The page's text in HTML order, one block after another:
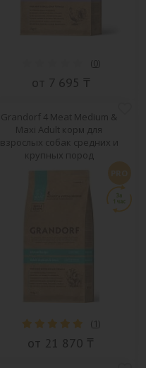
(0)
от 7 695 ₸
Grandorf 4 Meat Medium &
Maxi Adult корм для
взрослых собак средних и
крупных пород
( 1)
от 21 870 ₸